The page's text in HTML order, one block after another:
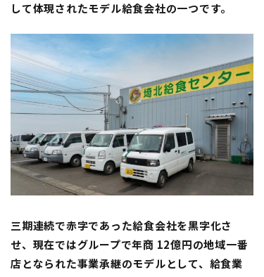
して体現されたモデル給食会社の一つです。
三期連続で赤字であった給食会社を黒字化さ
せ、現在ではグループで年商 12億円の地域一番
店となられた事業承継のモデルとして、給食業